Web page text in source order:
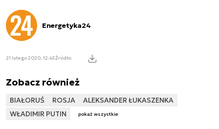
Energetyka24
21 lutego 2020, 12:45Źródło:
Zobacz również
BIAŁORUŚ ROSJA
ALEKSANDER ŁUKASZENKA
WŁADIMIR PUTIN
pokaż wszystkie